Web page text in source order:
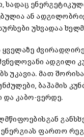
სადაც
ან
უხვადაა
ადგილი
უკავია. მათ
ბაჰამის
და კაბო-ვერდე.
ფართო